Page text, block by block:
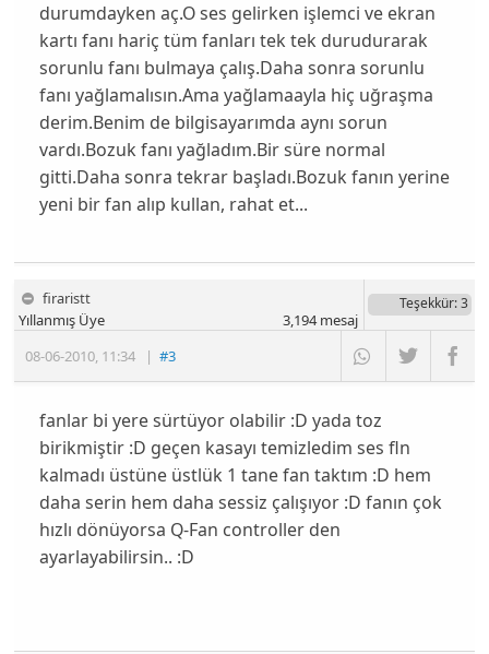
durumdayken aç.O ses gelirken işlemci ve ekran
kartı fanı hariç tüm fanları tek tek durudurarak
sorunlu fanı bulmaya çalış.Daha sonra sorunlu
fanı yağlamalısın.Ama yağlamaayla hiç uğraşma
derim.Benim de bilgisayarımda aynı sorun
vardı.Bozuk fanı yağladım.Bir süre normal
gitti.Daha sonra tekrar başladı.Bozuk fanın yerine
yeni bir fan alıp kullan, rahat et...
firaristt
08-06-2010, 11:34 |#3
Yıllanmış Üye
Teşekkür: 3
3,194mesaj
fanlar bi yere sürtüyor olabilir :D yada toz
birikmiştir :D geçen kasayı temizledim ses fln
kalmadı üstüne üstlük 1 tane fan taktım :D hem
daha serin hem daha sessiz çalışıyor :D fanın çok
hızlı dönüyorsa Q-Fan controller den
ayarlayabilirsin.. :D